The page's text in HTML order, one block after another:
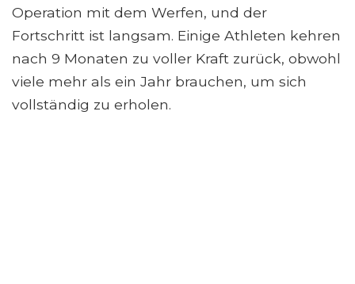
Operation mit dem Werfen, und der
Fortschritt ist langsam. Einige Athleten kehren
nach 9 Monaten zu voller Kraft zurück, obwohl
viele mehr als ein Jahr brauchen, um sich
vollständig zu erholen.